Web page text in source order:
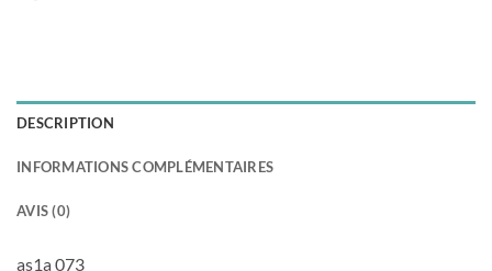
DESCRIPTION
INFORMATIONS COMPLÉMENTAIRES
AVIS (0)
as1a 073